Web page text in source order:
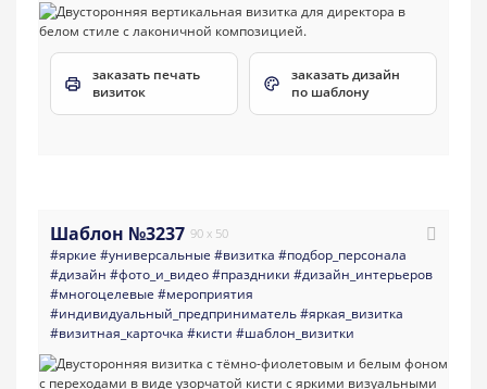
заказать печать
визиток
заказать дизайн
по шаблону
Шаблон №3237 90 x 50
#яркие #универсальные #визитка #подбор_персонала
#дизайн #фото_и_видео#праздники #дизайн_интерьеров
#многоцелевые #мероприятия
#индивидуальный_предприниматель#яркая_визитка
#визитная_карточка #кисти #шаблон_визитки